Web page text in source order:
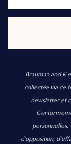
Brauman and K
collectée via ce
newsletter et
personnelles,
d’opposition,